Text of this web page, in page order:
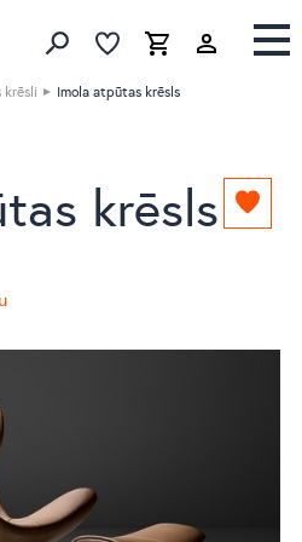
Meklēt produktus
IzlaseGrozs Izlase
Imola atpūtas krēsls
krēsls